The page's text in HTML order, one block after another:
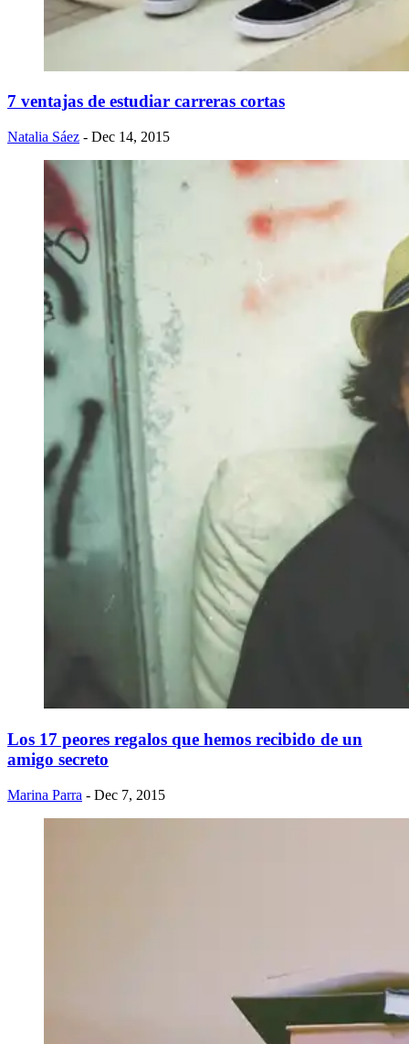
7 ventajas de estudiar carreras cortas
Natalia Sáez - Dec 14, 2015
Los 17 peores regalos que hemos recibido de un
amigo secreto
Marina Parra - Dec 7, 2015